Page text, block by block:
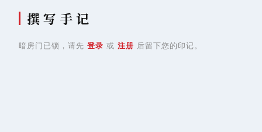
撰 写 手 记
暗房门已锁，请先 登录 或 注册 后留下您的印记。